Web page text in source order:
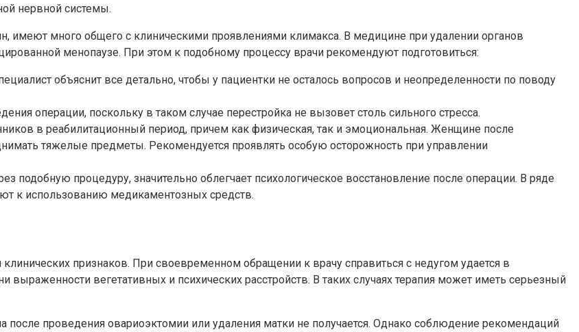
нервной системы.
много общего с клиническими проявлениями климакса. В медицине при удалении органов
менопаузе. При этом к подобному процессу врачи рекомендуют подготовиться:
объяснит все детально, чтобы у пациентки не осталось вопросов и неопределенности по поводу
операции, поскольку в таком случае перестройка не вызовет столь сильного стресса.
в реабилитационный период, причем как физическая, так и эмоциональная. Женщине после
тяжелые предметы. Рекомендуется проявлять особую осторожность при управлении
процедуру, значительно облегчает психологическое восстановление после операции. В ряде
к использованию медикаментозных средств.
признаков. При своевременном обращении к врачу справиться с недугом удается в
выраженности вегетативных и психических расстройств. В таких случаях терапия может иметь серьезный
после проведения овариоэктомии или удаления матки не получается. Однако соблюдение рекомендаций